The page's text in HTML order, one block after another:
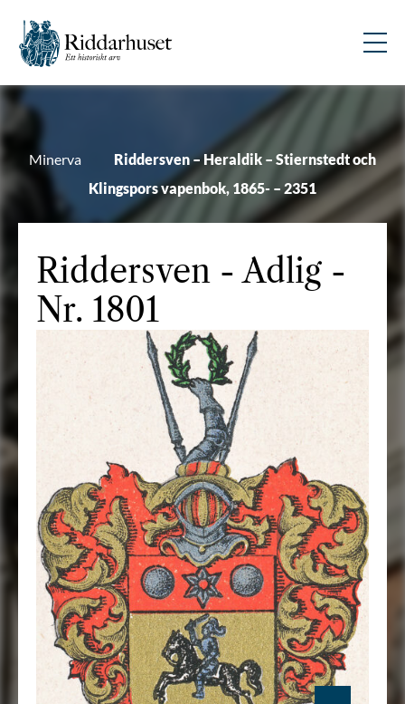
Minerva
Riddersven – Heraldik – Stiernstedt och
Klingspors vapenbok, 1865- – 2351
Riddersven - Adlig -
Nr. 1801